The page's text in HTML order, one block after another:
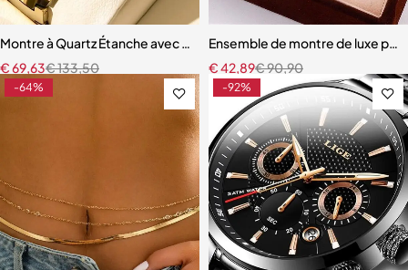
Montre à Quartz Étanche avec Calendrier pour Homme
€133,50
€69,63
Ensemble de montre de luxe
€90,90
€42,89
-64% -92%